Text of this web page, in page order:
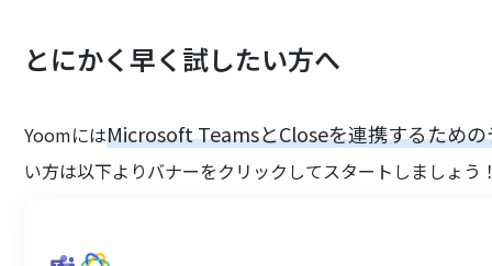
とにかく早く試したい方へ
YoomにはMicrosoft TeamsとCloseを連携するため
い方は以下よりバナーをクリックしてスタートしましょう